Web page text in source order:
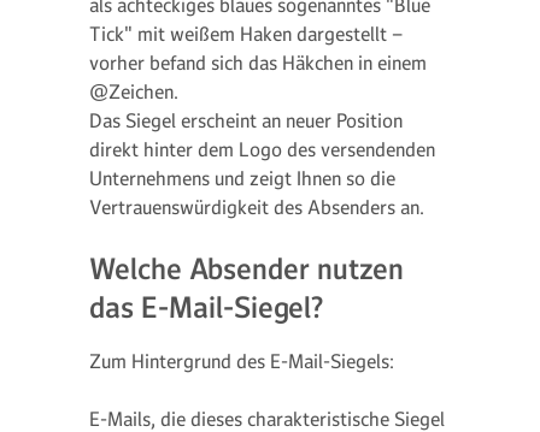
als achteckiges blaues sogenanntes "Blue
Tick" mit weißem Haken dargestellt –
vorher befand sich das Häkchen in einem
@Zeichen.
Das Siegel erscheint an neuer Position
direkt hinter dem Logo des versendenden
Unternehmens und zeigt Ihnen so die
Vertrauenswürdigkeit des Absenders an.
Welche Absender nutzen
das E-Mail-Siegel?
Zum Hintergrund des E-Mail-Siegels:
E-Mails, die dieses charakteristische Siegel